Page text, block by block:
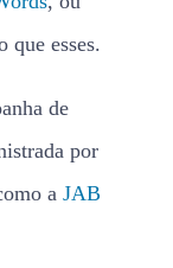
por
aJAB
e pode fazer